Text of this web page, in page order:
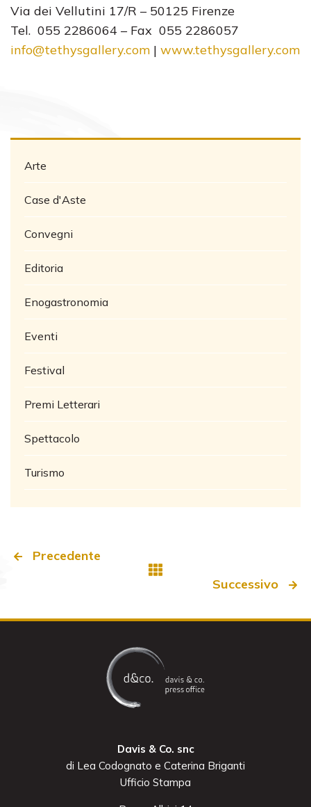
Via dei Vellutini 17/R – 50125 Firenze
Tel. 055 2286064 – Fax 055 2286057
info@tethysgallery.com | www.tethysgallery.com
Arte
Case d'Aste
Convegni
Editoria
Enogastronomia
Eventi
Festival
Premi Letterari
Spettacolo
Turismo
Precedente
Successivo
Davis & Co. snc
di Lea Codognato e Caterina Briganti
Ufficio Stampa